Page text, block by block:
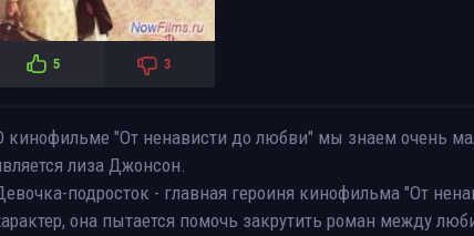
5 3
кинофильме "От ненависти до любви" мы знаем очень
лиза Джонсон.
подросток - главная героиня кинофильма "От
она пытается помочь закрутить роман между